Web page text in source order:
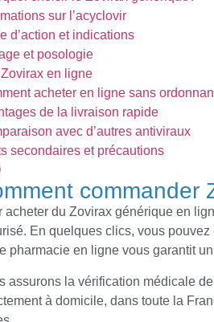
sur l’acyclovir
d’action et indications
et posologie
en ligne
acheter en ligne sans
de la livraison rapide
avec d’autres antiviraux
secondaires et précautions
commander
acheter du Zovirax générique en
En quelques clics, vous
pharmacie en ligne vous garantit
assurons la vérification médicale
à domicile, dans toute la